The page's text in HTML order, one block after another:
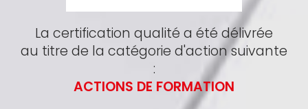
La certification qualité a été délivrée
au titre de la catégorie d'action suivante
:
ACTIONS DE FORMATION